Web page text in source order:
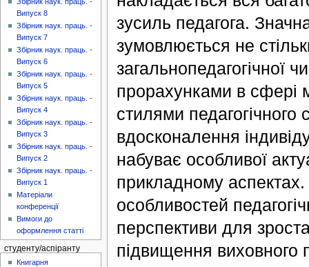
зусиль педагога.
зумовлюється не
загальнопедагогічної
прорахунками в сфері
стилями
вдосконалення
набуває особливої
прикладному аспектах.
особливостей
перспективи для
підвищення виховного
Збірник наук. праць. -
Випуск 8
Збірник наук. праць. -
Випуск 7
Збірник наук. праць. -
Випуск 6
Збірник наук. праць. -
Випуск 5
Збірник наук. праць. -
Випуск 4
Збірник наук. праць. -
Випуск 3
Збірник наук. праць. -
Випуск 2
Збірник наук. праць. -
Випуск 1
Матеріали
конференції
Вимоги до
оформлення статті
студенту/аспіранту
Книгарня